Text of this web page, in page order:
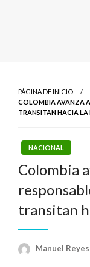
PÁGINA DE INICIO
COLOMBIA AVANZA A
TRANSITAN HACIA
NACIONAL
Colombia
transitan
Manuel